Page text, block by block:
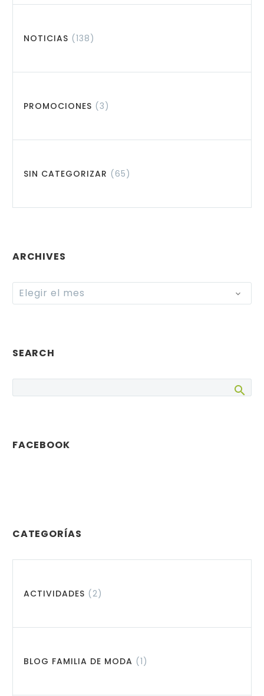
NOTICIAS (138)
PROMOCIONES (3)
SIN CATEGORIZAR (65)
ARCHIVES
Archives
Elegir el mes
SEARCH
FACEBOOK
CATEGORÍAS
ACTIVIDADES (2)
BLOG FAMILIA DE MODA (1)